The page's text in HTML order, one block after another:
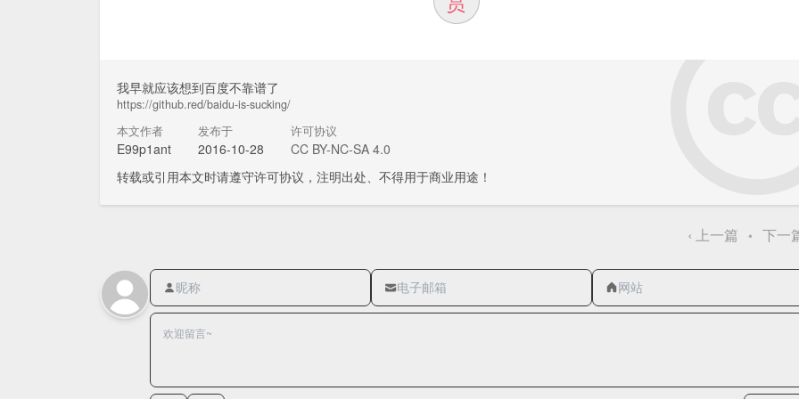
我早就应该想到百度不靠谱了
https://github.red/baidu-is-sucking/
本文作者
E99p1ant
发布于
2016-10-28
许可协议
CC BY-NC-SA 4.0
转载或引用本文时请遵守许可协议，注明出处、不得用于商业用途！
‹ 上一篇 • 下一